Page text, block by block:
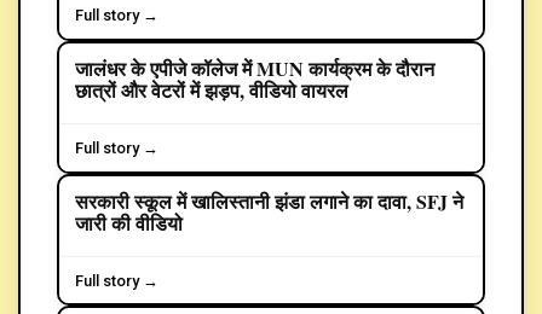
Full story →
EDUCATION
जालंधर के एपीजे कॉलेज में MUN कार्यक्रम के दौरान
छात्रों और वेटरों में झड़प, वीडियो वायरल
Full story →
CRIME
सरकारी स्कूल में खालिस्तानी झंडा लगाने का दावा, SFJ ने
जारी की वीडियो
Full story →